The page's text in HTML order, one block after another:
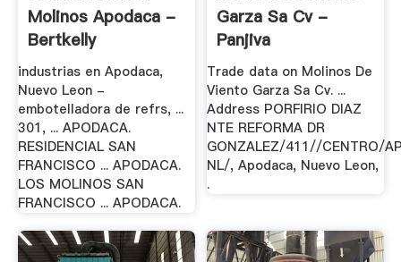
Molinos Apodaca -
Bertkelly
industrias en Apodaca,
Nuevo Leon -
embotelladora de refrs, ...
301, ... APODACA.
RESIDENCIAL SAN
FRANCISCO ... APODACA.
LOS MOLINOS SAN
FRANCISCO ... APODACA.
Garza Sa Cv -
Panjiva
Trade data on Molinos De
Viento Garza Sa Cv. ...
Address PORFIRIO DIAZ
NTE REFORMA DR
GONZALEZ/411//CENTRO/
NL/, Apodaca, Nuevo Leon,
.